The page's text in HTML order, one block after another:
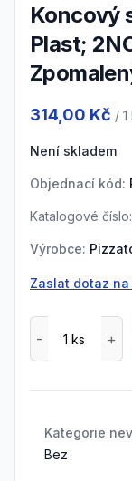
Koncový spínač s čepem_PG 13,5;
Plast;
314,00 Kč / 1
Není skladem
Objednací kód:
Katalogové číslo:
Výrobce:
Zaslat dotaz
Kategorie
Bez